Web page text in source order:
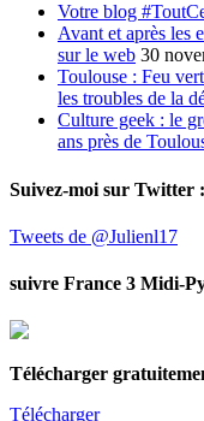
Votre blog
Avant et après les
sur le web 30
Toulouse : Feu
les troubles de la
Culture geek : le
ans près de
Suivez-moi sur Twitter :
Tweets de @Julienl17
suivre France 3 Midi-
Télécharger
Télécharger